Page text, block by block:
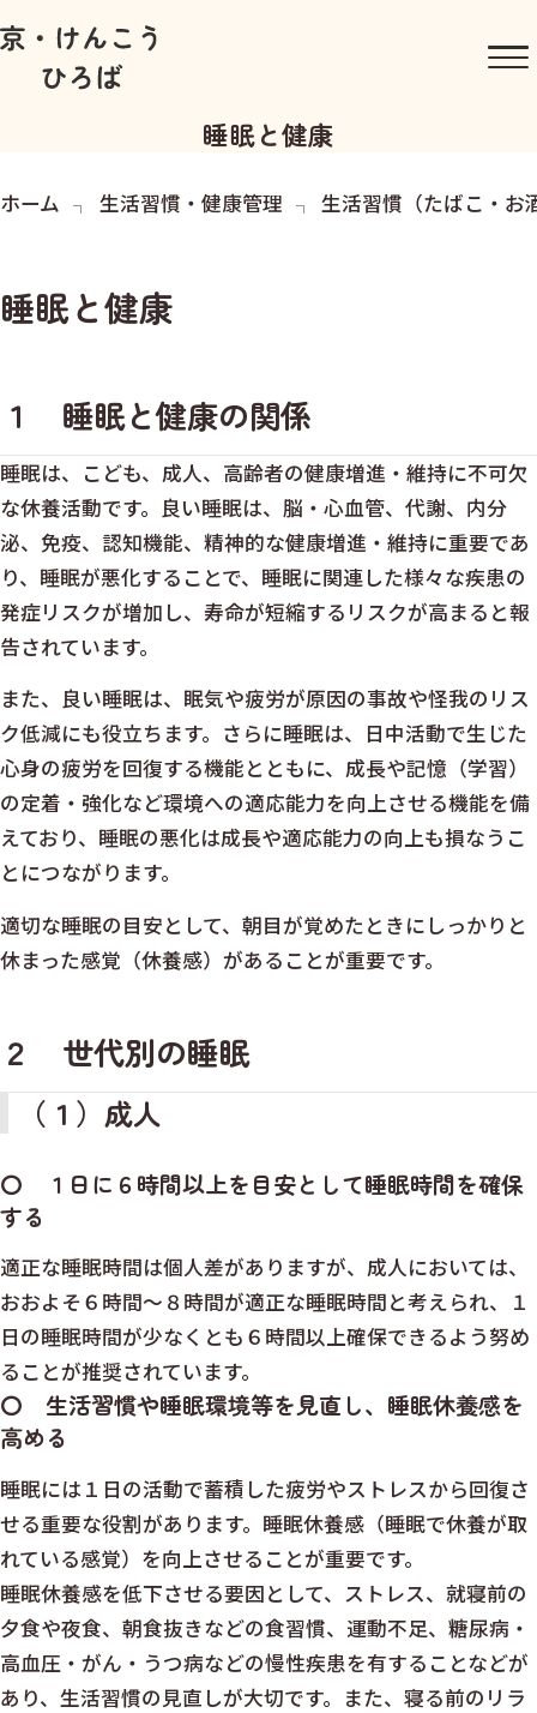
睡眠と健康
ホーム 生活習慣・健康管理 生活習慣（たばこ・お
睡眠と健康
１ 睡眠と健康の関係
睡眠は、こども、成人、高齢者の健康増進・維持に不可欠
な休養活動です。良い睡眠は、脳・心血管、代謝、内分
泌、免疫、認知機能、精神的な健康増進・維持に重要であ
り、睡眠が悪化することで、睡眠に関連した様々な疾患の
発症リスクが増加し、寿命が短縮するリスクが高まると報
告されています。
また、良い睡眠は、眠気や疲労が原因の事故や怪我のリス
ク低減にも役立ちます。さらに睡眠は、日中活動で生じた
心身の疲労を回復する機能とともに、成長や記憶（学習）
の定着・強化など環境への適応能力を向上させる機能を備
えており、睡眠の悪化は成長や適応能力の向上も損なうこ
とにつながります。
適切な睡眠の目安として、朝目が覚めたときにしっかりと
休まった感覚（休養感）があることが重要です。
２ 世代別の睡眠
（１）成人
〇 １日に６時間以上を目安として睡眠時間を確保
する
適正な睡眠時間は個人差がありますが、成人においては、
おおよそ６時間～８時間が適正な睡眠時間と考えられ、１
日の睡眠時間が少なくとも６時間以上確保できるよう努め
ることが推奨されています。
〇 生活習慣や睡眠環境等を見直し、睡眠休養感を
高める
睡眠には１日の活動で蓄積した疲労やストレスから回復さ
せる重要な役割があります。睡眠休養感（睡眠で休養が取
れている感覚）を向上させることが重要です。
睡眠休養感を低下させる要因として、ストレス、就寝前の
夕食や夜食、朝食抜きなどの食習慣、運動不足、糖尿病・
高血圧・がん・うつ病などの慢性疾患を有することなどが
あり、生活習慣の見直しが大切です。また、寝る前のリラ